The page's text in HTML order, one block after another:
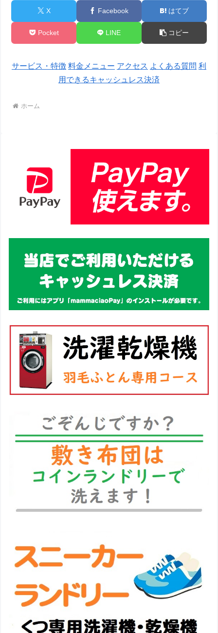
X Facebook はてブ
Pocket LINE コピー
サービス・特徴 料金メニュー アクセス よくある質問 利
用できるキャッシュレス決済
ホーム